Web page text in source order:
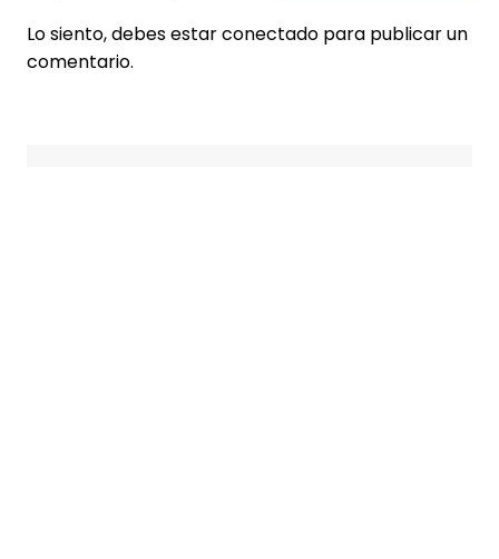
Lo siento, debes estarconectadopara publicar un
comentario.